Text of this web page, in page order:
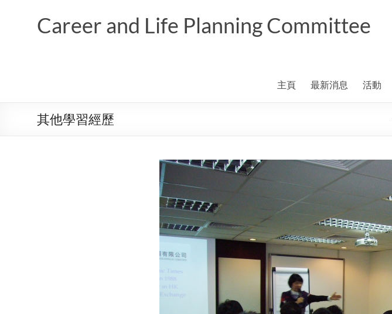
Career and Life Planning Committee
主頁 最新消息 活動
其他學習經歷